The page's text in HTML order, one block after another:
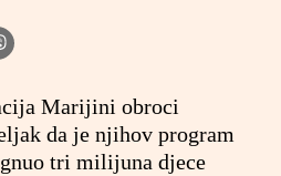
Marijini obroci
da je njihov program
tri milijuna djece